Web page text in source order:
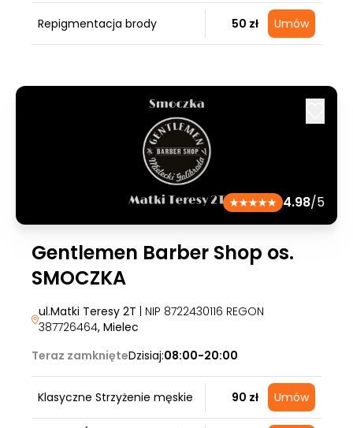
Repigmentacja brody 50 zł Umów
4.98/5
Gentlemen Barber Shop os.
SMOCZKA
ul.Matki Teresy 2T | NIP 8722430116 REGON
387726464, Mielec
Teraz zamknięteDzisiaj:08:00-20:00
Klasyczne Strzyżenie męskie 90 zł Umów